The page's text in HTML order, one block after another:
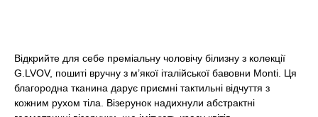
Відкрийте для себе преміальну чоловічу білизну з колекції
G.LVOV, пошиті вручну з м’якої італійської бавовни Monti. Ця
благородна тканина дарує приємні тактильні відчуття з
кожним рухом тіла. Візерунок надихнули абстрактні